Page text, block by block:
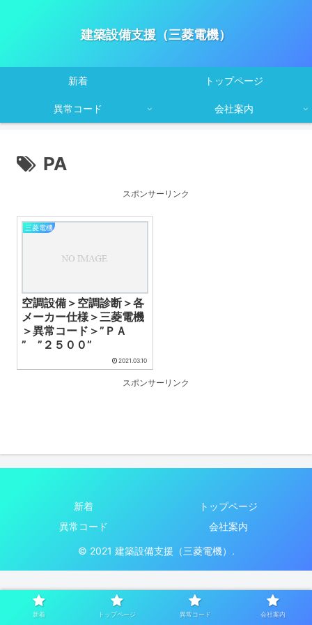
建築設備支援（三菱電機）
新着 トップページ
異常コード 会社案内
PA
スポンサーリンク
三菱電機
空調設備＞空調診断＞各
メーカー仕様＞三菱電機
＞異常コード＞”ＰＡ
” ”２５００”
2021.03.10
スポンサーリンク
新着
トップページ
異常コード
会社案内
© 2021 建築設備支援（三菱電機）.
新着 トップページ 異常コード 会社案内